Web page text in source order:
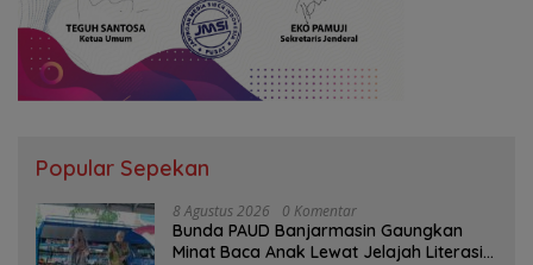
Popular Sepekan
8 Agustus 2026 0 Komentar
Bunda PAUD Banjarmasin Gaungkan
Minat Baca Anak Lewat Jelajah Literasi